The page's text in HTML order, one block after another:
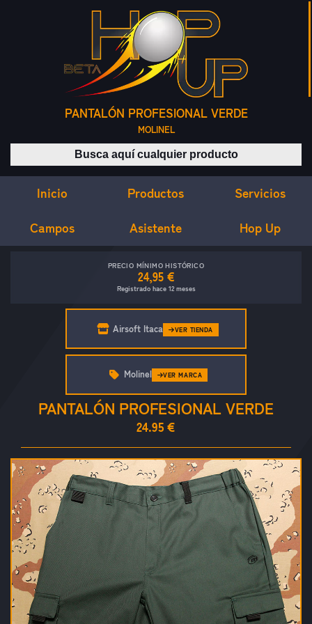
PANTALÓN PROFESIONAL VERDE
MOLINEL
Buscar productos
Inicio Productos Servicios
Campos Asistente Hop Up
PRECIO MÍNIMO HISTÓRICO
24,95 €
Registrado hace 12 meses
Airsoft Itaca VER TIENDA
PANTALÓN PROFESIONAL VERDE
24.95 €
Molinel VER MARCA